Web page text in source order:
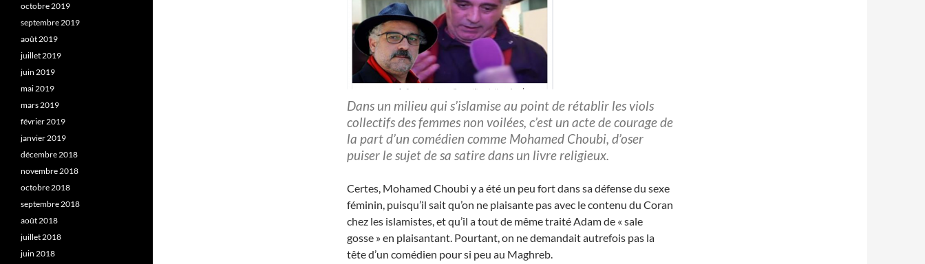
Dans un milieu qui s’islamise au point de rétablir les viols
collectifs des femmes non voilées, c’est un acte de courage de
la part d’un comédien comme Mohamed Choubi, d’oser
puiser le sujet de sa satire dans un livre religieux.
Certes, Mohamed Choubi y a été un peu fort dans sa défense du sexe
féminin, puisqu’il sait qu’on ne plaisante pas avec le contenu du Coran
chez les islamistes, et qu’il a tout de même traité Adam de « sale
gosse » en plaisantant. Pourtant, on ne demandait autrefois pas la
tête d’un comédien pour si peu au Maghreb.
octobre 2019
septembre 2019
août 2019
juillet 2019
juin 2019
mai 2019
mars 2019
février 2019
janvier 2019
décembre 2018
novembre 2018
octobre 2018
septembre 2018
août 2018
juillet 2018
juin 2018